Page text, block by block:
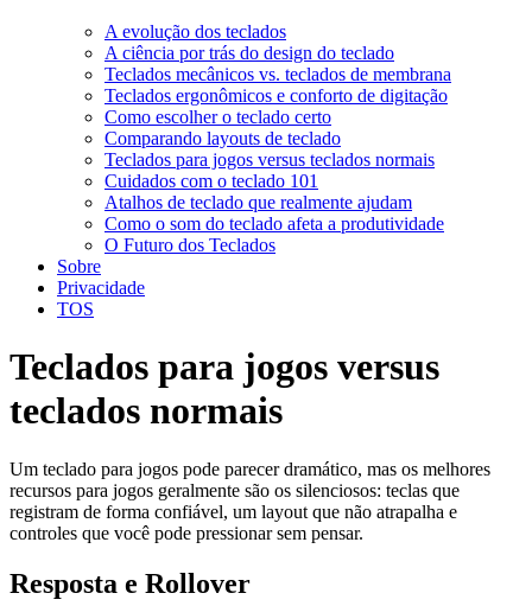
A evolução dos teclados
A ciência por trás do design do teclado
Teclados mecânicos vs. teclados de membrana
Teclados ergonômicos e conforto de digitação
Como escolher o teclado certo
Comparando layouts de teclado
Teclados para jogos versus teclados normais
Cuidados com o teclado 101
Atalhos de teclado que realmente ajudam
Como o som do teclado afeta a produtividade
O Futuro dos Teclados
Sobre
Privacidade
TOS
Teclados para jogos versus
teclados normais
Um teclado para jogos pode parecer dramático, mas os melhores
recursos para jogos geralmente são os silenciosos: teclas que
registram de forma confiável, um layout que não atrapalha e
controles que você pode pressionar sem pensar.
Resposta e Rollover